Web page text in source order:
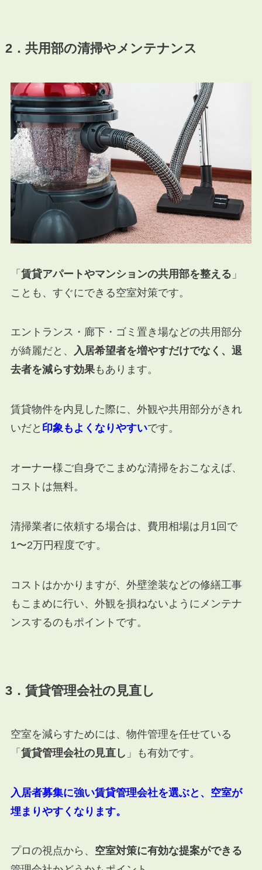
2．共用部の清掃やメンテナンス
「 賃貸アパートやマンションの共用部を整える 」
ことも、すぐにできる空室対策です。
エントランス・廊下・ゴミ置き場などの共用部分
が綺麗だと、
入居希望者を増やすだけでなく、退
去者を減らす効果もあります。
賃貸物件を内見した際に、外観や共用部分がきれ
いだと 印象もよくなりやすいです。
オーナー様ご自身でこまめな清掃をおこなえば、
コストは無料。
清掃業者に依頼する場合は、費用相場は月1回で
1〜2万円程度です。
コストはかかりますが、外壁塗装などの修繕工事
もこまめに行い、外観を損ねないようにメンテナ
ンスするのもポイントです。
3．賃貸管理会社の見直し
空室を減らすためには、物件管理を任せている
「 賃貸管理会社の見直し 」も有効です。
入居者募集に強い賃貸管理会社を選ぶと、空室が
埋まりやすくなります。
プロの視点から、 空室対策に有効な提案ができる